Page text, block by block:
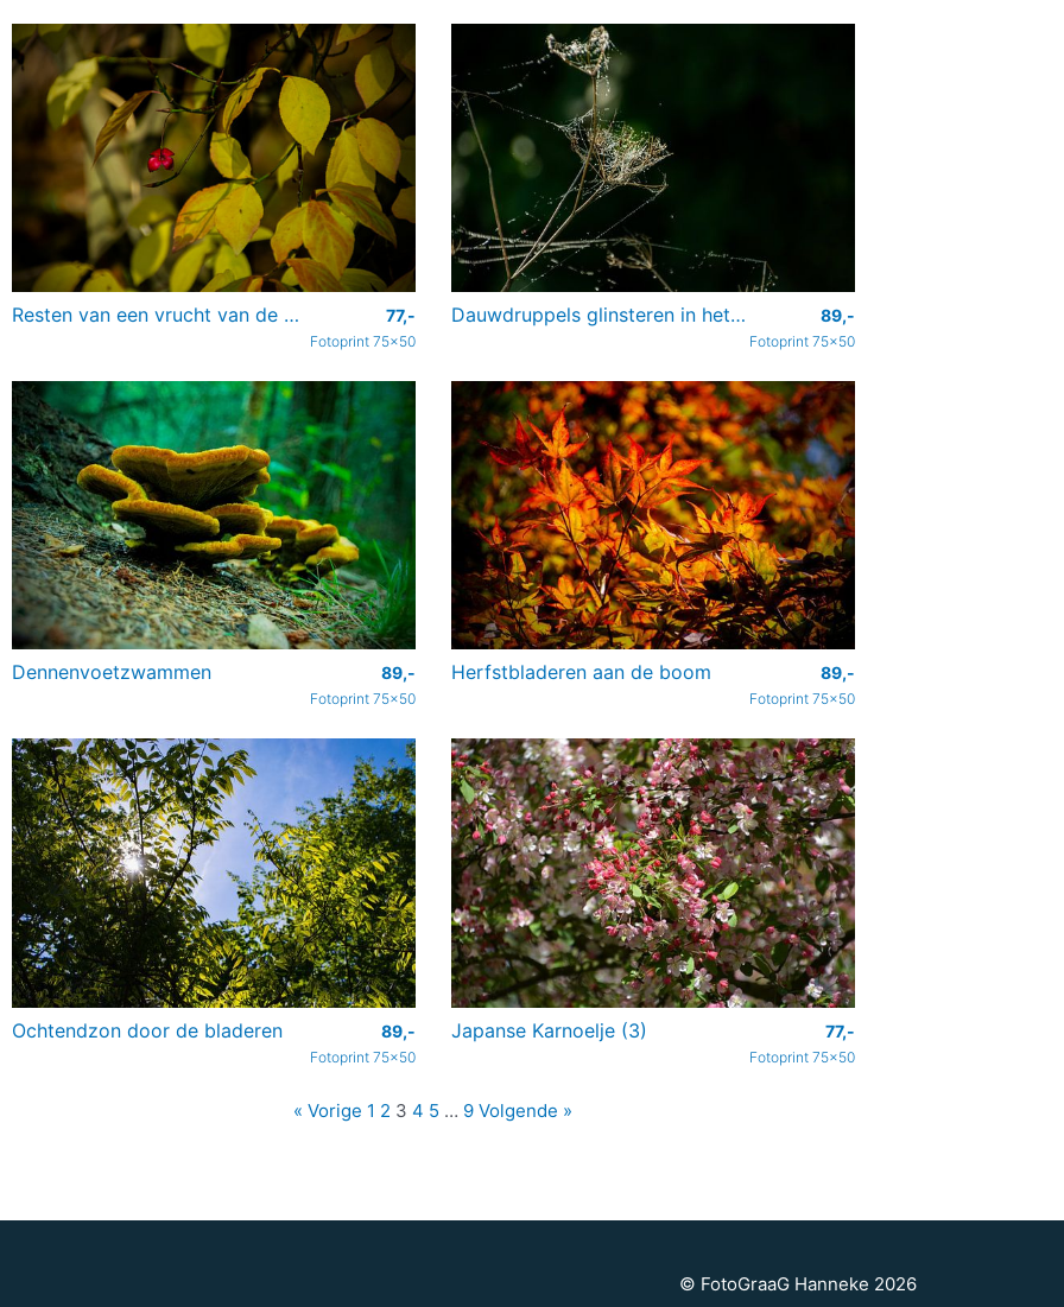
Resten van een vrucht van de Wilde Kardinaalsmuts in de herfst 77,-
Fotoprint 75x50
Dauwdruppels glinsteren in het zonlicht 89,-
Fotoprint 75x50
Dennenvoetzwammen 89,-
Fotoprint 75x50
Herfstbladeren aan de boom 89,-
Fotoprint 75x50
Ochtendzon door de bladeren 89,-
Fotoprint 75x50
Japanse Karnoelje (3) 77,-
Fotoprint 75x50
« Vorige 1 2 3 4 5 … 9 Volgende »
© FotoGraaG Hanneke 2026